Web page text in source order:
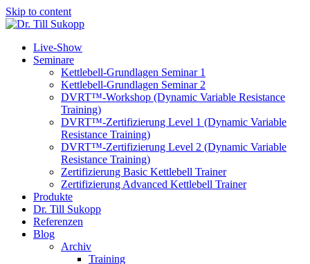
Skip to content
Live-Show
Seminare
Kettlebell-Grundlagen Seminar 1
Kettlebell-Grundlagen Seminar 2
DVRT™-Workshop (Dynamic Variable Resistance
Training)
DVRT™-Zertifizierung Level 1 (Dynamic Variable
Resistance Training)
DVRT™-Zertifizierung Level 2 (Dynamic Variable
Resistance Training)
Zertifizierung Basic Kettlebell Trainer
Zertifizierung Advanced Kettlebell Trainer
Produkte
Dr. Till Sukopp
Referenzen
Blog
Archiv
Training